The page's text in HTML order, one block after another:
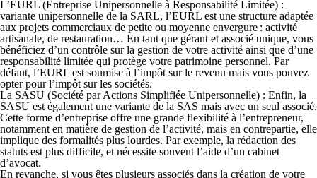
L’EURL (Entreprise Unipersonnelle à Responsabilité Limitée) :
variante unipersonnelle de la SARL, l’EURL est une structure adaptée
aux projets commerciaux de petite ou moyenne envergure : activité
artisanale, de restauration… En tant que gérant et associé unique, vous
bénéficiez d’un contrôle sur la gestion de votre activité ainsi que d’une
responsabilité limitée qui protège votre patrimoine personnel. Par
défaut, l’EURL est soumise à l’impôt sur le revenu mais vous pouvez
opter pour l’impôt sur les sociétés.
La SASU (Société par Actions Simplifiée Unipersonnelle) : Enfin, la
SASU est également une variante de la SAS mais avec un seul associé.
Cette forme d’entreprise offre une grande flexibilité à l’entrepreneur,
notamment en matière de gestion de l’activité, mais en contrepartie, elle
implique des formalités plus lourdes. Par exemple, la rédaction des
statuts est plus difficile, et nécessite souvent l’aide d’un cabinet
d’avocat.
En revanche, si vous êtes plusieurs associés dans la création de votre